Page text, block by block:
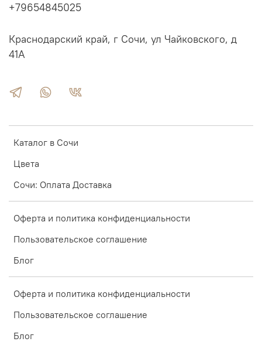
Каталог в Сочи
Цвета
Сочи: Оплата Доставка
Оферта и политика конфиденциальности
Пользовательское соглашение
Блог
Оферта и политика конфиденциальности
Пользовательское соглашение
Блог
+79654845025
Краснодарский край, г Сочи, ул Чайковского, д
41А